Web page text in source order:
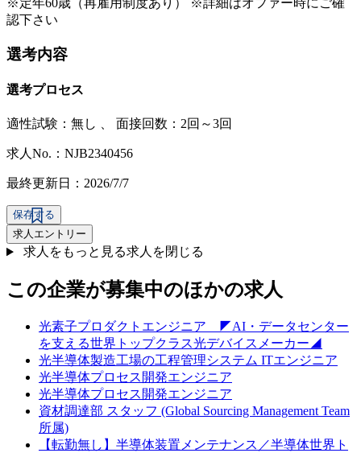
※定年60歳（再雇用制度あり） ※詳細はオファー時にご確
認下さい
選考内容
選考プロセス
適性試験： 無し 面接回数：2回～3回
求人No.：NJB2340456
最終更新日：2026/7/7
保存する
求人エントリー
求人をもっと見る求人を閉じる
この企業が募集中のほかの求人
光素子プロダクトエンジニア ◤AI・データセンター
を支える世界トップクラス光デバイスメーカー◢
光半導体製造工場の工程管理システム ITエンジニア
光半導体プロセス開発エンジニア
光半導体プロセス開発エンジニア
資材調達部 スタッフ (Global Sourcing Management Team
所属)
【転勤無し】半導体装置メンテナンス／半導体世界ト